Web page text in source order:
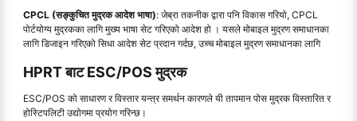
CPCL (सङ्कुचित मुद्रक आदेश भाषा): जेब्रा तकनीक द्वारा पनि विकास गरियो, CPCL
पोर्टयोग्य मुद्रकका लागि मुख्य भाषा सेट गरिएको आदेश हो । यसले मोबाइल मुद्रण समाधानका
लागि डिजाइन गरिएको सिधा आदेश सेट प्रदान गर्दछ, उच्च मोबाइल मुद्रण समाधानका लागि
HPRT बाट ESC/POS मुद्रक
ESC/POS को साधारण र विस्तार यन्त्र समर्थन कारणले यी तापमान पोस मुद्रक विस्तारित र
होस्टिपलिटी उद्योगमा प्रयोग गरिन्छ।